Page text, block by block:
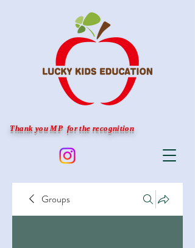
Thank you MP for the recognition
Groups